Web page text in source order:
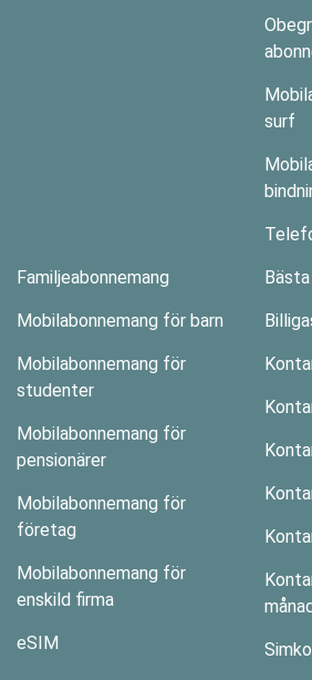
surf
Familjeabonnemang
Mobilabonnemang för barn
Mobilabonnemang för
studenter
Mobilabonnemang för
pensionärer
Mobilabonnemang för
företag
Mobilabonnemang för
enskild firma
eSIM